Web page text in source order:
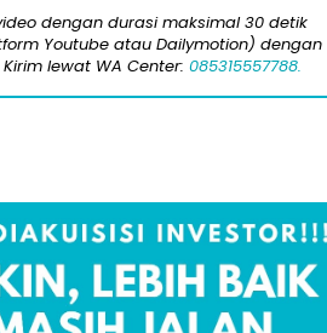
dengan durasi maksimal 30 detik
Youtube atau Dailymotion) dengan
lewat WA Center: 085315557788.